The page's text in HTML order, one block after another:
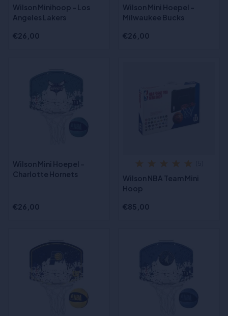
Wilson Minihoop - Los
Angeles Lakers
€26,00
Wilson Mini Hoepel -
Milwaukee Bucks
€26,00
Wilson Mini Hoepel -
Charlotte Hornets
€26,00
Wilson NBA Team Mini
Hoop
€85,00